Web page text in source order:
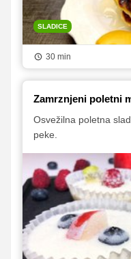
SLADICE
30 min
Zamrznjeni poletni
Osvežilna poletna
peke.